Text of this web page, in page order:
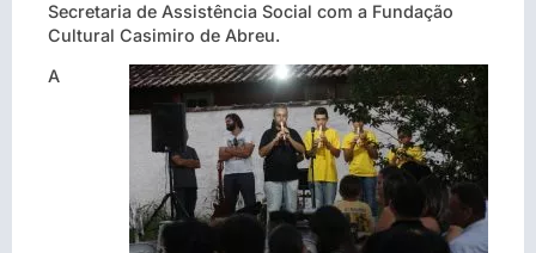
Secretaria de Assistência Social com a Fundação
Cultural Casimiro de Abreu.
A